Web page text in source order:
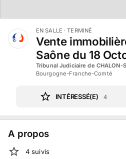
EN SALLE · TERMINÉ
Vente
Saône du 18
Tribunal Judiciaire de CHALON-
Bourgogne-Franche-Comté
INTÉRESSÉ(E) 4
A propos
4 suivis